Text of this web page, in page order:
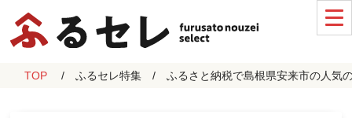
TOP ふるセレ特集 ふるさと納税で島根県安来市の人気